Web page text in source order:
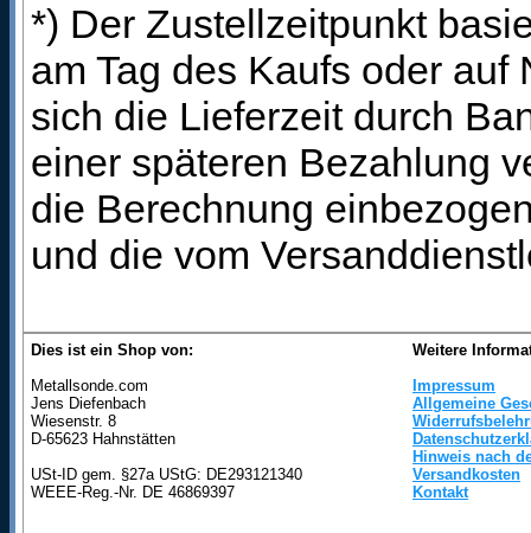
*) Der Zustellzeitpunkt
am Tag des Kaufs oder
sich die Lieferzeit durch
einer späteren Bezahlung
die Berechnung
und die vom
Dies ist ein Shop von:
Metallsonde.com
Jens Diefenbach
Wiesenstr. 8
D-65623 Hahnstätten
USt-ID gem. §27a UStG: DE293121340
WEEE-Reg.-Nr. DE 46869397
Weitere
Impressum
Allgemeine
Hinweis nach
Versandkosten
Kontakt